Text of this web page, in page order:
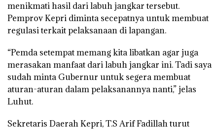
menikmati hasil dari labuh jangkar tersebut.
Pemprov Kepri diminta secepatnya untuk membuat
regulasi terkait pelaksanaan di lapangan.
“Pemda setempat memang kita libatkan agar juga
merasakan manfaat dari labuh jangkar ini. Tadi saya
sudah minta Gubernur untuk segera membuat
aturan-aturan dalam pelaksanannya nanti,” jelas
Luhut.
Sekretaris Daerah Kepri, T.S Arif Fadillah turut